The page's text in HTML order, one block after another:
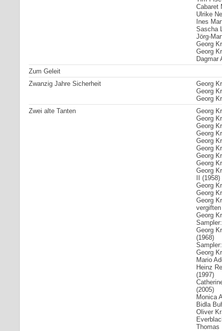
Cabaret
Ulrike
Ines
Sascha
Jörg-
Georg
Georg
Dagmar
Zum Geleit
Zwanzig Jahre Sicherheit
Georg
Georg
Georg
Zwei alte Tanten
Georg
Georg
Georg
Georg
Georg
Georg
Georg
Georg
Georg
II (1958)
Georg
Georg
Georg
Georg
Georg
(1968)
Georg
Mario
Heinz
(1997)
(2005)
Monica
Bidla
Oliver
Thomas